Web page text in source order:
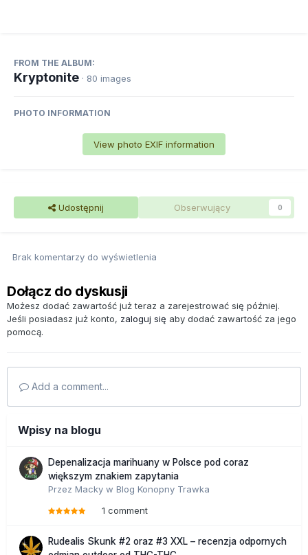
FROM THE ALBUM:
Kryptonite · 80 images
PHOTO INFORMATION
View photo EXIF information
Udostępnij Obserwujący 0
Brak komentarzy do wyświetlenia
Dołącz do dyskusji
Możesz dodać zawartość już teraz a zarejestrować się później.
Jeśli posiadasz już konto, zaloguj się aby dodać zawartość za jego
pomocą.
Add a comment...
Wpisy na blogu
Depenalizacja marihuany w Polsce pod coraz
większym znakiem zapytania
Przez Macky w Blog Konopny Trawka
1 comment
Rudealis Skunk #2 oraz #3 XXL – recenzja odpornych